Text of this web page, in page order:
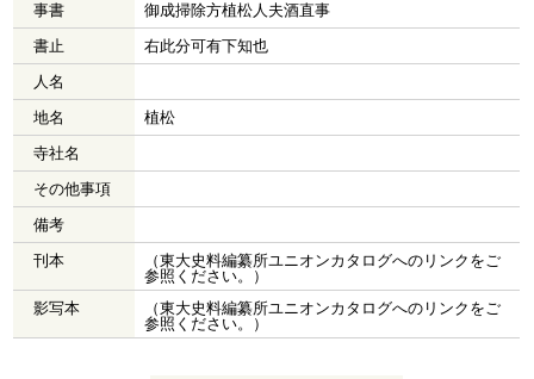
事書
御成掃除方植松人夫酒直事
書止
右此分可有下知也
人名
地名
植松
寺社名
その他事項
備考
刊本
（東大史料編纂所ユニオンカタログへのリンクをご
参照ください。）
影写本
（東大史料編纂所ユニオンカタログへのリンクをご
参照ください。）